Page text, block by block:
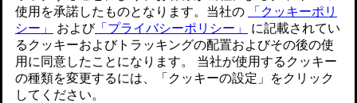
見積シミュレーション